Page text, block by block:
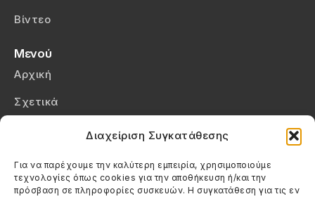
Διαχείριση Συγκατάθεσης
Για να παρέχουμε την καλύτερη εμπειρία, χρησιμοποιούμε
τεχνολογίες όπως cookies για την αποθήκευση ή/και την
πρόσβαση σε πληροφορίες συσκευών. Η συγκατάθεση για τις εν
Βίντεο
Μενού
Αρχική
Σχετικά
Πολιτική Cookies (ΕΕ)